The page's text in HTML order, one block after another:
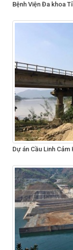
Bệnh Viện Đa khoa
Dự án Cầu Linh Cảm